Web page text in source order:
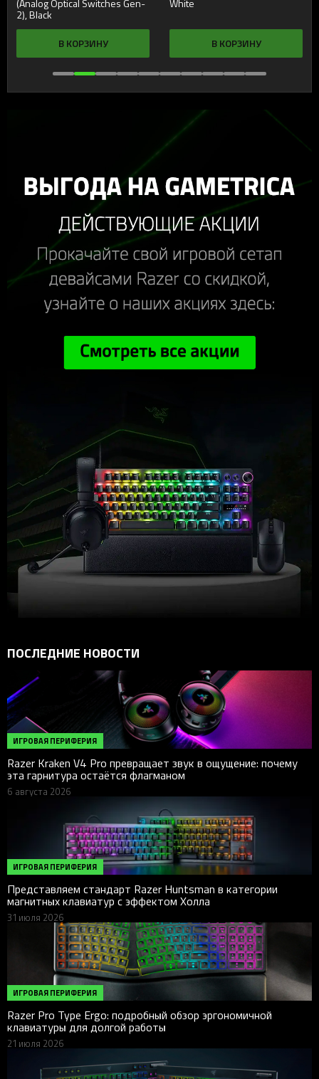
(Analog Optical Switches Gen-
2), Black
В КОРЗИНУ
White
В КОРЗИНУ
ПОСЛЕДНИЕ НОВОСТИ
ИГРОВАЯ ПЕРИФЕРИЯ
Razer Kraken V4 Pro превращает звук в ощущение: почему
эта гарнитура остаётся флагманом
6 августа 2026
ИГРОВАЯ ПЕРИФЕРИЯ
Представляем стандарт Razer Huntsman в категории
магнитных клавиатур с эффектом Холла
31 июля 2026
ИГРОВАЯ ПЕРИФЕРИЯ
Razer Pro Type Ergo: подробный обзор эргономичной
клавиатуры для долгой работы
21 июля 2026